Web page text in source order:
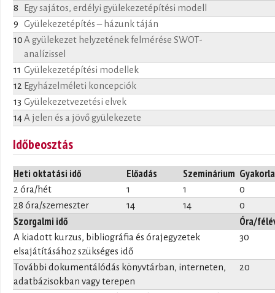
8
Egy sajátos, erdélyi gyülekezetépítési modell
9
Gyülekezetépítés – házunk táján
10A gyülekezet helyzetének felmérése SWOT-
analízissel
11 Gyülekezetépítési modellek
12 Egyházelméleti koncepciók
13 Gyülekezetvezetési elvek
14A jelen és a jövő gyülekezete
Időbeosztás
Heti oktatási idő Előadás Szeminárium
2 óra/hét 1 1
0
28 óra/szemeszter
14 14 0
Szorgalmi idő Óra/
A kiadott kurzus, bibliográfia és órajegyzetek
elsajátításához szükséges idő
30
További dokumentálódás könyvtárban, interneten,
adatbázisokban vagy terepen
20